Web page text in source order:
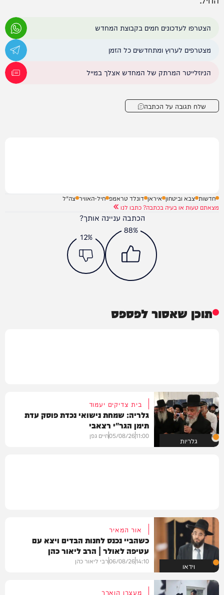
הצטרפו לעדכונים חמים בקבוצת המחדש
מצטרפים לערוץ ומתחדשים כל הזמן
הניוזלייטר המרתק של המחדש אצלך במייל
שלח תגובה על הכתבה
חדשות צבא וביטחון איראן דונלד טראמפ חיל-האוויר צה"ל
מצאתם טעות או בעיה בכתבה? כתבו לנו
הכתבה עניינה אותך?
88%
12%
תוכן שאסור לפספס
גלריות
בית צדיקים יעמוד
גלריה: שמחת נישואי נכדת פוסק עדת
תימן הגר"י רצאבי
11:00
05/08/26חיים גפן
וידאו
אור המאיר
כשהביי נכנס לחנות הבדים ויצא עם
עטיפה לאולר | הרב ליאור כהן
14:10
06/08/26רבי ליאור כהן
מעצרו הוארך